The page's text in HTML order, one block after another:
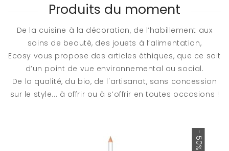
Produits du moment
De la cuisine à la décoration, de l’habillement aux
soins de beauté, des jouets à l’alimentation,
Ecosy vous propose des articles éthiques, que ce soit
d’un point de vue environnemental ou social.
De la qualité, du bio, de l'artisanat, sans concession
sur le style... à offrir ou à s’offrir en toutes occasions !
- 50%